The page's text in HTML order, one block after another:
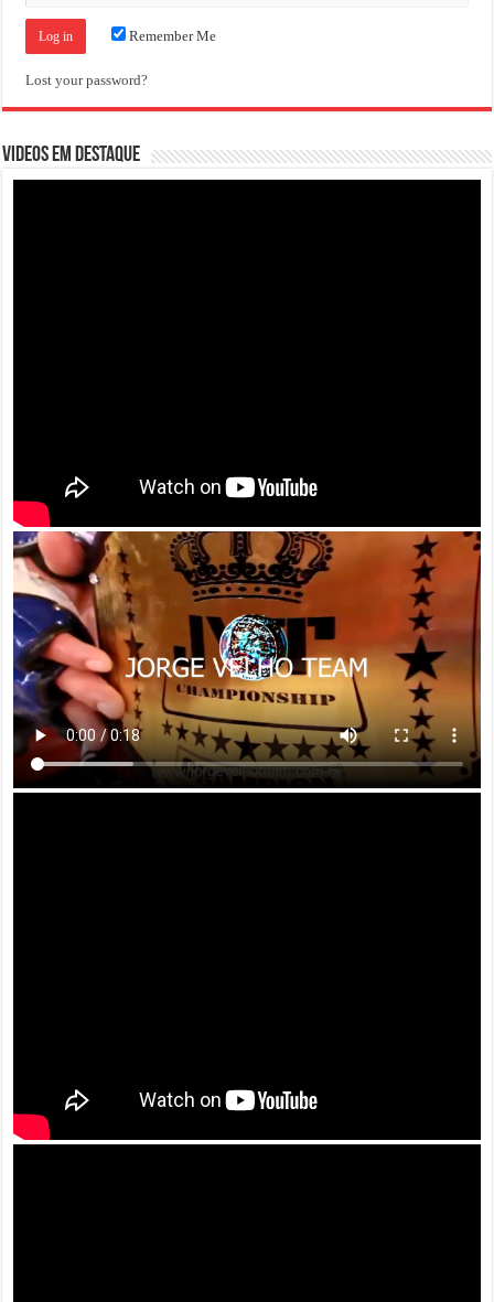
Remember Me
Lost your password?
VIDEOS EM DESTAQUE